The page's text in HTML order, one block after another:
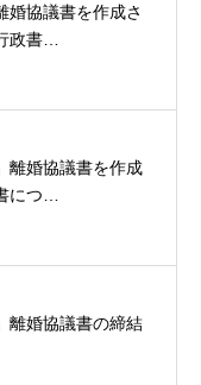
婚協議書を作成さ
政書…
離婚協議書を作成
につ…
離婚協議書の締結